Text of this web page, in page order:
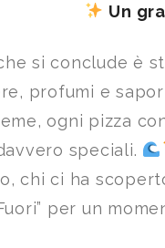
Un
si conclude è
profumi e
ogni pizza
speciali.
chi ci ha
per un